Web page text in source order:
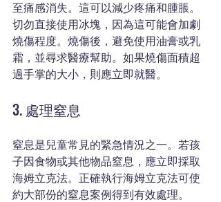
至痛感消失。這可以減少疼痛和腫脹。
切勿直接使用冰塊，因為這可能會加劇
燒傷程度。燒傷後，避免使用油膏或乳
霜，並尋求醫療幫助。如果燒傷面積超
過手掌的大小，則應立即就醫。
3. 處理窒息
窒息是兒童常見的緊急情況之一。若孩
子因食物或其他物品窒息，應立即採取
海姆立克法。正確執行海姆立克法可使
約大部份的窒息案例得到有效處理。